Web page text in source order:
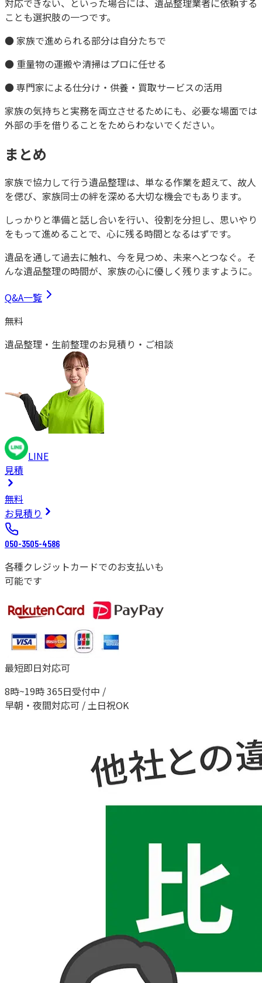
ことも選択肢の一つです。
● 家族で進められる部分は自分たちで
● 重量物の運搬や清掃はプロに任せる
● 専門家による仕分け・供養・買取サービスの活用
家族の気持ちと実務を両立させるためにも、必要な場面では
外部の手を借りることをためらわないでください。
まとめ
家族で協力して行う遺品整理は、単なる作業を超えて、故人
を偲び、家族同士の絆を深める大切な機会でもあります。
しっかりと準備と話し合いを行い、役割を分担し、思いやり
をもって進めることで、心に残る時間となるはずです。
遺品を通して過去に触れ、今を見つめ、未来へとつなぐ。そ
んな遺品整理の時間が、家族の心に優しく残りますように。
Q&A一覧
無料
遺品整理・生前整理のお見積り・ご相談
LINE
見積
無料
お見積り
050-3505-4586
各種クレジットカードでのお支払いも
可能です
最短即日対応可
8時~19時 365日受付中 /
早朝・夜間対応可 / 土日祝OK